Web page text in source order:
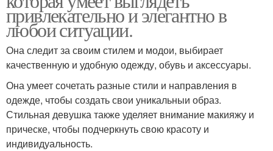
привлекательно и элегантно в
любои ситуации.
Она следит за своим стилем и модои, выбирает
качественную и удобную одежду, обувь и аксессуары.
Она умеет сочетать разные стили и направления в
одежде, чтобы создать свои уникальныи образ.
Стильная девушка также уделяет внимание макияжу и
прическе, чтобы подчеркнуть свою красоту и
индивидуальность.